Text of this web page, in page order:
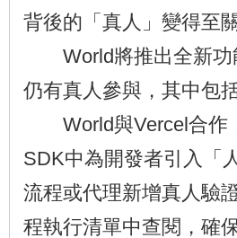
背後的「真人」變得至關
World將推出全新功
仍有真人參與，其中包
World與Vercel合作
SDK中為開發者引入「
流程或代理新增真人驗
程執行清單中查閱，確